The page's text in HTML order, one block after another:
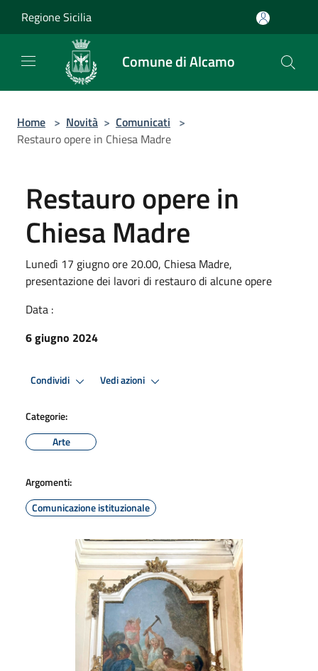
Regione Sicilia
Comune di Alcamo
Home > Novità > Comunicati >
Restauro opere in Chiesa Madre
Restauro opere in
Chiesa Madre
Lunedì 17 giugno ore 20.00, Chiesa Madre,
presentazione dei lavori di restauro di alcune opere
Data :
6 giugno 2024
Condividi Vedi azioni
Categorie:
Arte
Argomenti:
Comunicazione istituzionale